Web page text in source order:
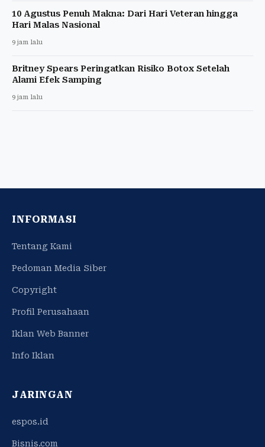
10 Agustus Penuh Makna: Dari Hari Veteran hingga
Hari Malas Nasional
9 jam lalu
Britney Spears Peringatkan Risiko Botox Setelah
Alami Efek Samping
9 jam lalu
INFORMASI
Tentang Kami
Pedoman Media Siber
Copyright
Profil Perusahaan
Iklan Web Banner
Info Iklan
JARINGAN
espos.id
Bisnis.com